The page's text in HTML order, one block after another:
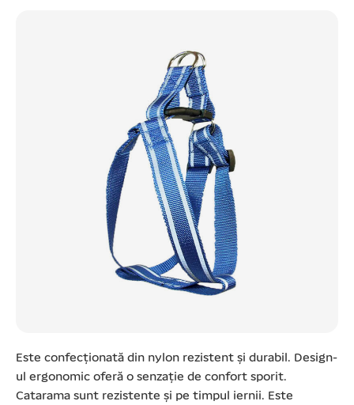
Este confecționată din nylon rezistent și durabil. Design-
ul ergonomic oferă o senzație de confort sporit.
Catarama sunt rezistente și pe timpul iernii. Este